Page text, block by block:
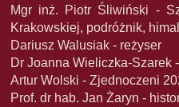
Mgr inż. Piotr Śliwiński -
Krakowskiej, podróżnik,
Dariusz Walusiak - reżyser
Dr Joanna Wieliczka-Szarek
Artur Wolski - Zjednoczeni
Prof. dr hab. Jan Żaryn -